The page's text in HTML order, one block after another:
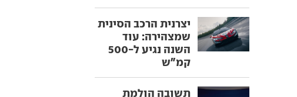
יצרנית הרכב הסינית
שמצהירה: עוד
השנה נגיע ל-500
קמ"ש
תשובה הולמת